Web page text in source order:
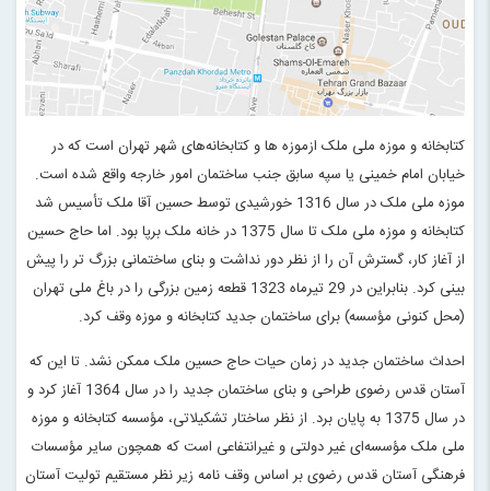
کتابخانه و موزه ملی ملک ازموزه ها و کتابخانه‌های شهر تهران است که در
خیابان امام خمینی یا سپه سابق جنب ساختمان امور خارجه واقع شده است.
موزه ملی ملک در سال 1316 خورشیدی توسط حسین آقا ملک تأسیس شد
کتابخانه و موزه ملی ملک تا سال 1375 در خانه ملک برپا بود. اما حاج حسین
از آغاز کار، گسترش آن را از نظر دور نداشت و بنای ساختمانی بزرگ تر را پیش
بینی کرد. بنابراین در 29 تیرماه 1323 قطعه زمین بزرگی را در باغ ملی تهران
(محل کنونی مؤسسه) برای ساختمان جدید کتابخانه و موزه وقف کرد.
احداث ساختمان جدید در زمان حیات حاج حسین ملک ممکن نشد. تا این که
آستان قدس رضوی طراحی و بنای ساختمان جدید را در سال 1364 آغاز کرد و
در سال 1375 به پایان برد. از نظر ساختار تشکیلاتی، مؤسسه کتابخانه و موزه
ملی ملک مؤسسه‌ای غیر دولتی و غیرانتفاعی است که همچون سایر مؤسسات
فرهنگی آستان قدس رضوی بر اساس وقف نامه زیر نظر مستقیم تولیت آستان